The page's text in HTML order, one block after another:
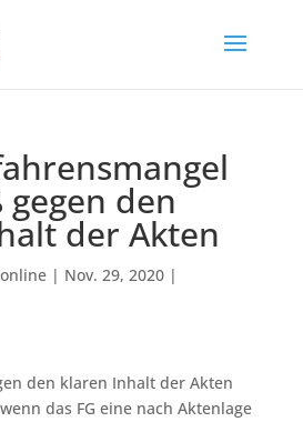
gegen den
der Akten
| Nov. 29, 2020|
den klaren Inhalt der Akten
das FG eine nach Aktenlage